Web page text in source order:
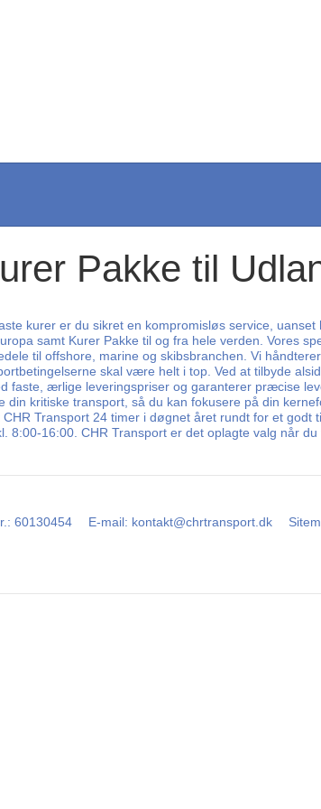
Pakke til
kurer er du sikret en kompromisløs service,
samt Kurer Pakke til og fra hele verden. Vores
til offshore, marine og skibsbranchen. Vi
skal være helt i top. Ved at tilbyde
faste, ærlige leveringspriser og garanterer præcise
kritiske transport, så du kan fokusere på din
Transport 24 timer i døgnet året rundt for et godt
16:00. CHR Transport er det oplagte valg når
: 60130454 E-mail: kontakt@chrtransport.dk